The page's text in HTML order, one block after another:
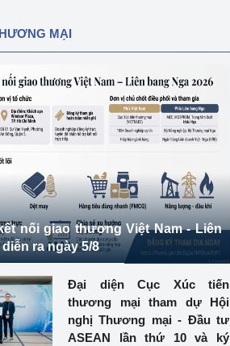
MẠI
nối giao thương Việt Nam - Liên
diễn ra ngày 5/8
Đại diện Cục Xúc tiến
thương mại tham dự Hội
nghị Thương mại - Đầu tư
ASEAN lần thứ 10 và ký